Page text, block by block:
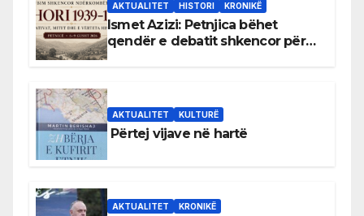
AKTUALITET HISTORI KRONIKË
Ismet Azizi: Petnjica bëhet
qendër e debatit shkencor për
AKTUALITET KULTURË
Përtej vijave në hartë
AKTUALITET KRONIKË